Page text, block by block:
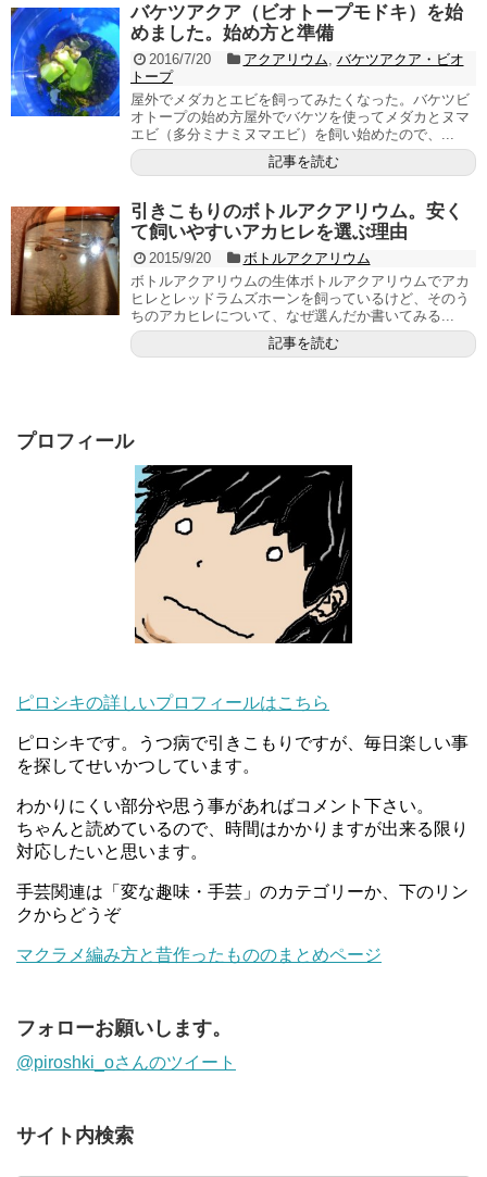
バケツアクア（ビオトープモドキ）を始
めました。始め方と準備
2016/7/20 アクアリウム バケツアクア・ビオ
トープ
屋外でメダカとエビを飼ってみたくなった。バケツビ
オトープの始め方屋外でバケツを使ってメダカとヌマ
エビ（多分ミナミヌマエビ）を飼い始めたので、...
記事を読む
引きこもりのボトルアクアリウム。安く
て飼いやすいアカヒレを選ぶ理由
2015/9/20
ボトルアクアリウム
ボトルアクアリウムの生体ボトルアクアリウムでアカ
ヒレとレッドラムズホーンを飼っているけど、そのう
ちのアカヒレについて、なぜ選んだか書いてみる...
記事を読む
プロフィール
ピロシキの詳しいプロフィールはこちら
ピロシキです。うつ病で引きこもりですが、毎日楽しい事
を探してせいかつしています。
わかりにくい部分や思う事があればコメント下さい。
ちゃんと読めているので、時間はかかりますが出来る限り
対応したいと思います。
手芸関連は「変な趣味・手芸」のカテゴリーか、下のリン
クからどうぞ
マクラメ編み方と昔作ったもののまとめページ
フォローお願いします。
@piroshki_oさんのツイート
サイト内検索